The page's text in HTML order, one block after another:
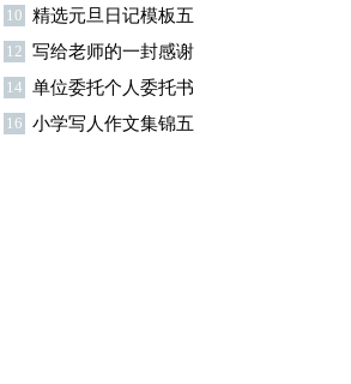
10 精选元旦日记模板五
篇
12 写给老师的一封感谢
信模板汇编9篇
14 单位委托个人委托书
15篇
16 小学写人作文集锦五